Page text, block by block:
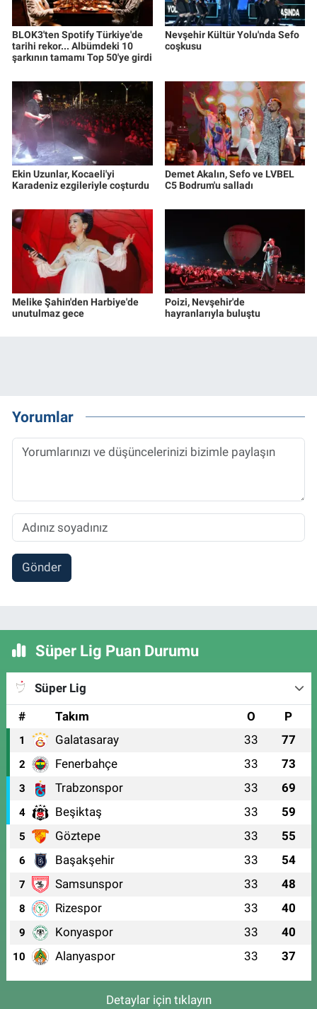
BLOK3'ten Spotify Türkiye'de
tarihi rekor... Albümdeki 10
şarkının tamamı Top 50'ye girdi
Nevşehir Kültür Yolu'nda Sefo
coşkusu
Ekin Uzunlar, Kocaeli'yi
Karadeniz ezgileriyle coşturdu
Demet Akalın, Sefo ve LVBEL
C5 Bodrum'u salladı
Melike Şahin'den Harbiye'de
unutulmaz gece
Poizi, Nevşehir'de
hayranlarıyla buluştu
Yorumlar
Gönder
Süper Lig Puan Durumu
Süper Lig
#
Takım O P
1 Galatasaray 33 77
2 Fenerbahçe 33 73
3 Trabzonspor 33 69
4 Beşiktaş 33 59
5 Göztepe 33 55
6 Başakşehir 33 54
7 Samsunspor 33 48
8 Rizespor 33 40
9 Konyaspor 33 40
10 Alanyaspor 33 37
Detaylar için tıklayın